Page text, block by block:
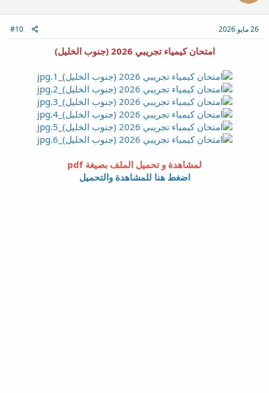
26 مايو 2026 #10
امتحان كيمياء تجريبي 2026 (جنوب الخليل)
لمشاهدة و تحميل الملف بصيغة pdf
اضغط هنا للمشاهدة والتحميل